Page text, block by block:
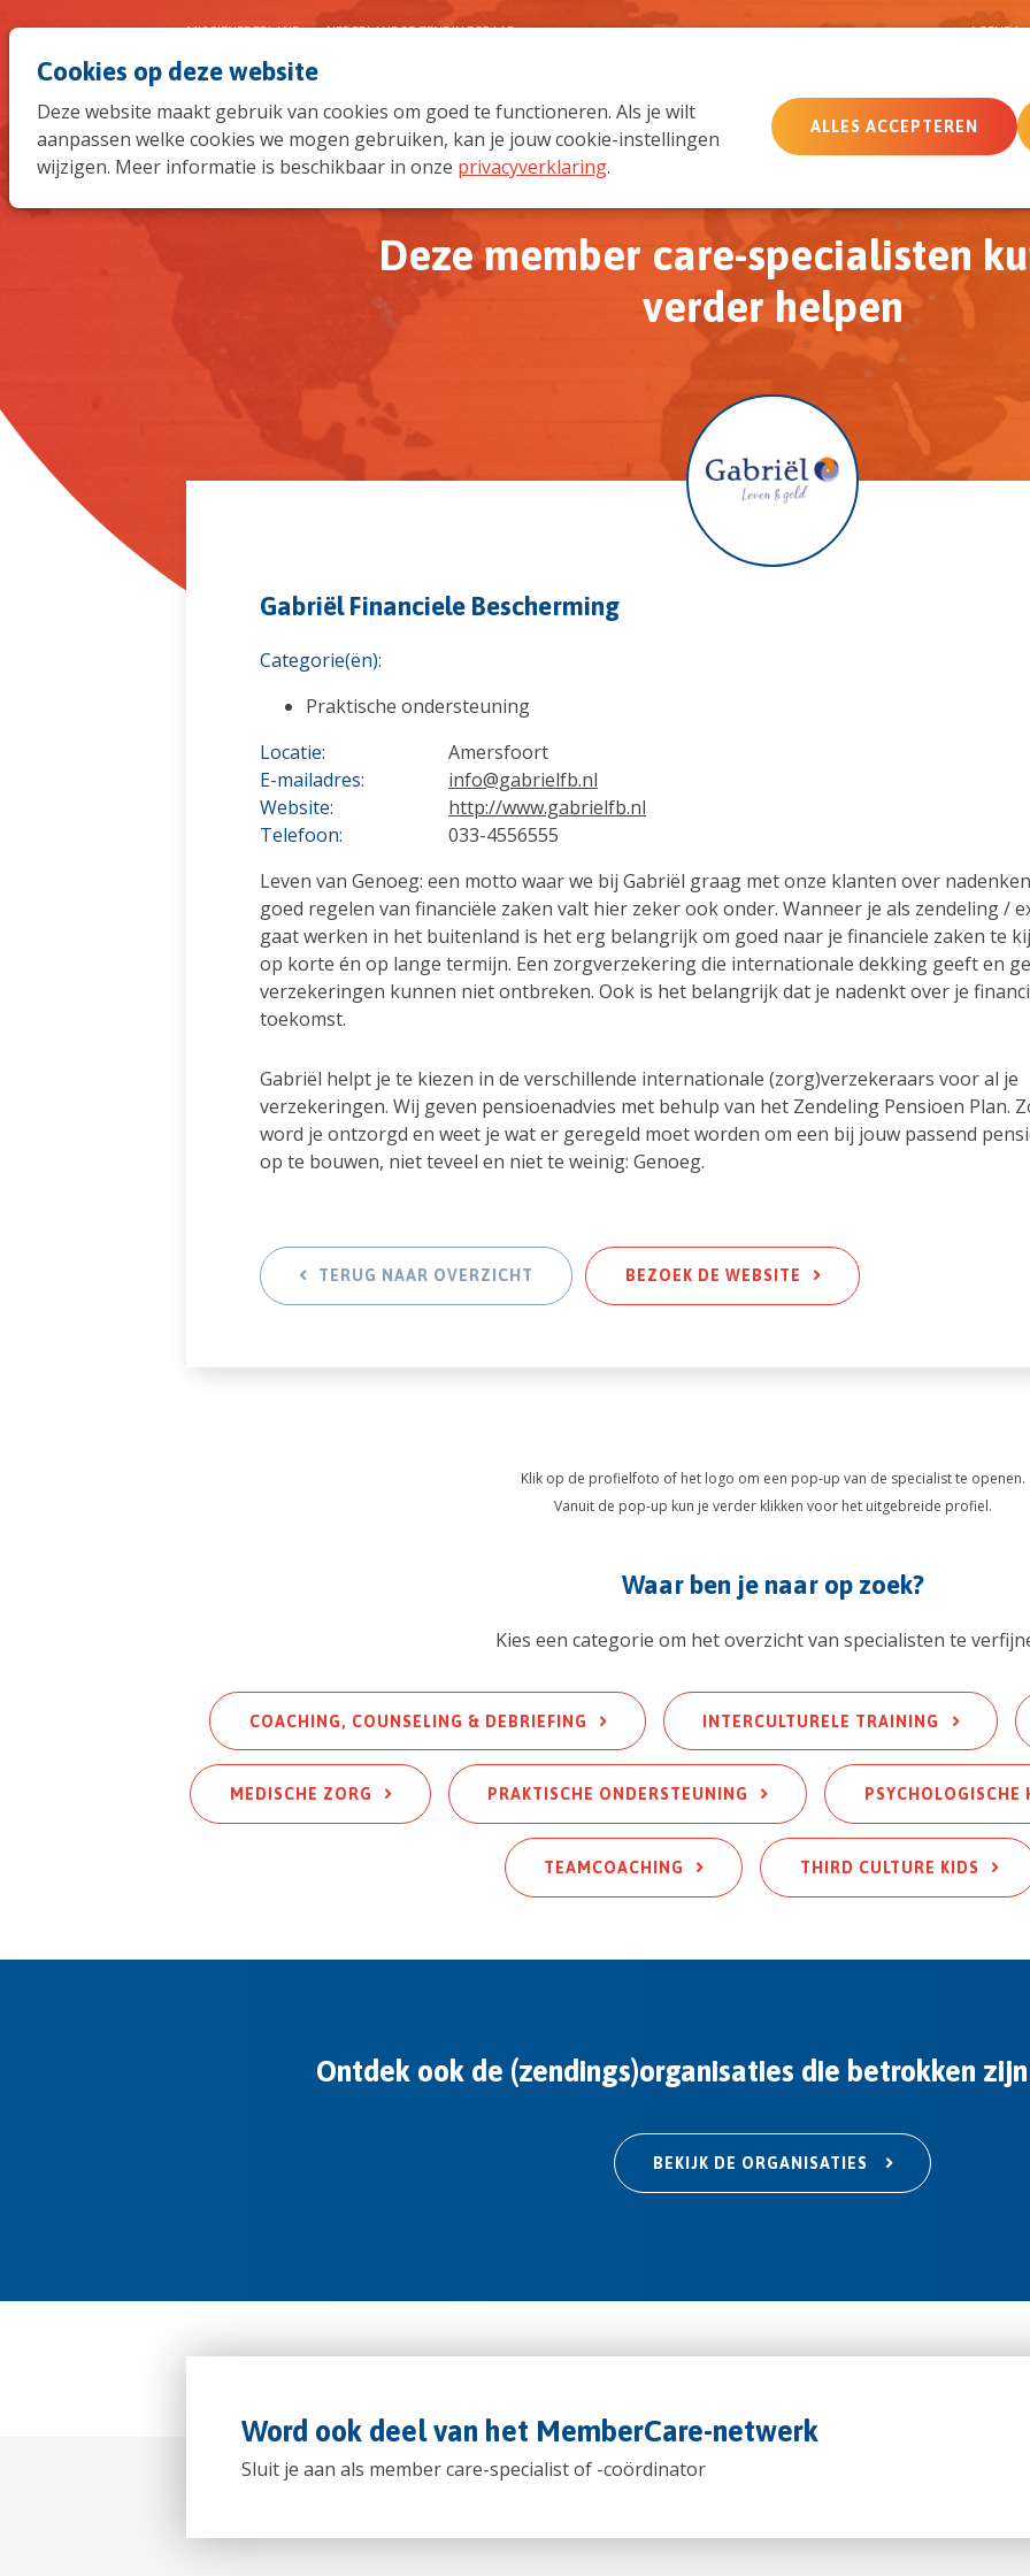
Cookies op deze website
Deze website maakt gebruik van cookies om goed te functioneren. Als je wilt
aanpassen welke cookies we mogen gebruiken, kan je jouw cookie-instellingen
wijzigen. Meer informatie is beschikbaar in onze privacyverklaring.
ALLES ACCEPTEREN
MemberCare Netwerk
MISSIENEDERLAND NEDERLANDSE ZENDINGSRAAD AGENDA
Deze member care-specialisten
verder helpen
Gabriël Financiele Bescherming
Categorie(ën):
Praktische ondersteuning
Locatie:
Amersfoort
E-mailadres:
info@gabrielfb.nl
Website:
http://www.gabrielfb.nl
Telefoon:
033-4556555
Leven van Genoeg: een motto waar we bij Gabriël graag met onze klanten over
goed regelen van financiële zaken valt hier zeker ook onder. Wanneer je als zendeling /
gaat werken in het buitenland is het erg belangrijk om goed naar je financiele zaken te
op korte én op lange termijn. Een zorgverzekering die internationale dekking geeft en
verzekeringen kunnen niet ontbreken. Ook is het belangrijk dat je nadenkt over je
toekomst.
Gabriël helpt je te kiezen in de verschillende internationale (zorg)verzekeraars voor al je
verzekeringen. Wij geven pensioenadvies met behulp van het Zendeling Pensioen Plan.
word je ontzorgd en weet je wat er geregeld moet worden om een bij jouw passend
op te bouwen, niet teveel en niet te weinig: Genoeg.
TERUG NAAR OVERZICHT BEZOEK DE WEBSITE
Klik op de profielfoto of het logo om een pop-up van de specialist te openen.
Vanuit de pop-up kun je verder klikken voor het uitgebreide profiel.
Waar ben je naar op zoek?
Kies een categorie om het overzicht van specialisten te
COACHING, COUNSELING & DEBRIEFING INTERCULTURELE TRAINING
MEDISCHE ZORG PRAKTISCHE ONDERSTEUNING PSYCHOLOGISCHE
TEAMCOACHING THIRD CULTURE KIDS
Ontdek ook de (zendings)organisaties die betrokken
BEKIJK DE ORGANISATIES
Word ook deel van het MemberCare-netwerk
Sluit je aan als member care-specialist of -coördinator